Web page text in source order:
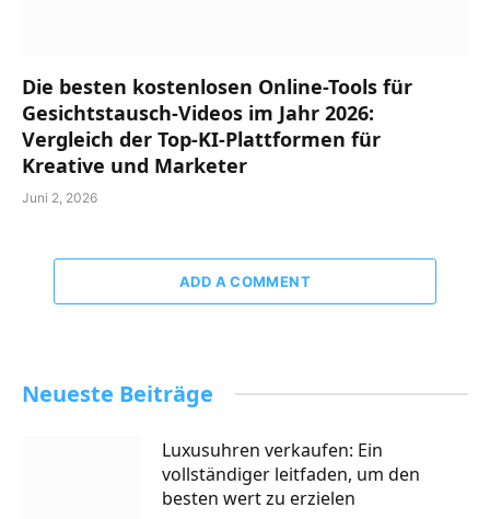
Die besten kostenlosen Online-Tools für
Gesichtstausch-Videos im Jahr 2026:
Vergleich der Top-KI-Plattformen für
Kreative und Marketer
Juni 2, 2026
ADD A COMMENT
Neueste Beiträge
Luxusuhren verkaufen: Ein
vollständiger leitfaden, um den
besten wert zu erzielen